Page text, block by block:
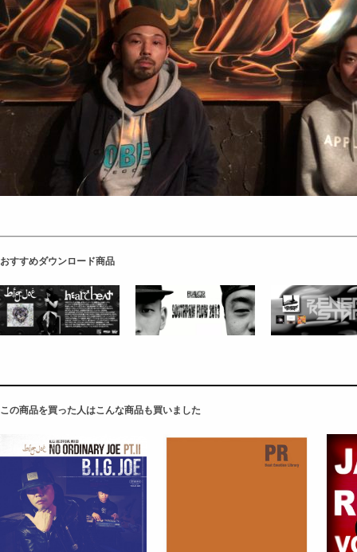
おすすめダウンロード商品
この商品を買った人はこんな商品も買いました